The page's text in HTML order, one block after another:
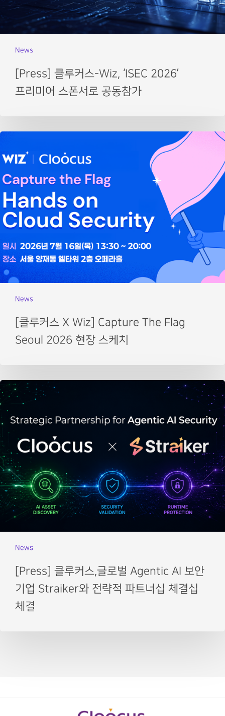
News
[Press] 클루커스-Wiz, ‘ISEC 2026’
프리미어 스폰서로 공동참가
News
[클루커스 X Wiz] Capture The Flag
Seoul 2026 현장 스케치
News
[Press] 클루커스,글로벌 Agentic AI 보안
기업 Straiker와 전략적 파트너십 체결십
체결